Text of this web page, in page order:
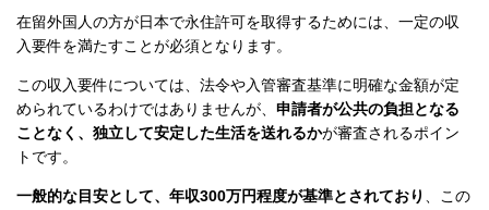
在留外国人の方が日本で永住許可を取得するためには、一定の収
入要件を満たすことが必須となります。
この収入要件については、法令や入管審査基準に明確な金額が定
められているわけではありませんが、 申請者が公共の負担となる
ことなく、独立して安定した生活を送れるかが審査されるポイン
トです。
一般的な目安として、年収300万円程度が基準とされており
、この